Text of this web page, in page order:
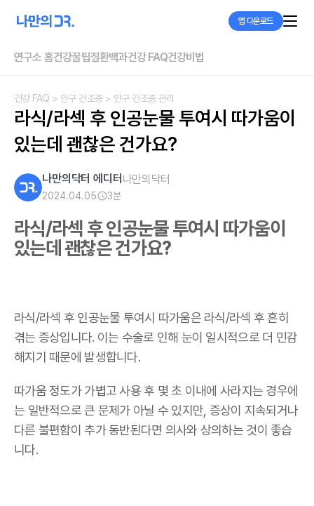
앱 다운로드
연구소 홈건강꿀팁질환백과건강 FAQ건강비법
건강 FAQ > 안구 건조증> 안구 건조증 관리
라식/라섹 후 인공눈물 투여시 따가움이
있는데 괜찮은 건가요?
나만의닥터 에디터 나만의닥터
2024.04.05 3분
라식/라섹 후 인공눈물 투여시 따가움이
있는데 괜찮은 건가요?
라식/라섹 후 인공눈물 투여시 따가움은 라식/라섹 후 흔히
겪는 증상입니다. 이는 수술로 인해 눈이 일시적으로 더 민감
해지기 때문에 발생합니다.
따가움 정도가 가볍고 사용 후 몇 초 이내에 사라지는 경우에
는 일반적으로 큰 문제가 아닐 수 있지만, 증상이 지속되거나
다른 불편함이 추가 동반된다면 의사와 상의하는 것이 좋습
니다.